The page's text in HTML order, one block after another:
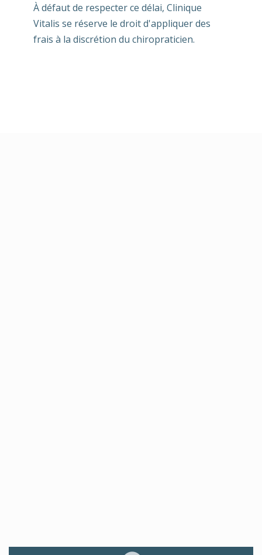
À défaut de respecter ce délai, Clinique
Vitalis se réserve le droit d'appliquer des
frais à la discrétion du chiropraticien.